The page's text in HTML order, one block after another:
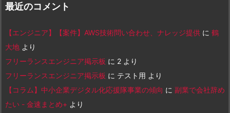
最近のコメント
【エンジニア】【案件】AWS技術問い合わせ、ナレッジ提供 に 鶴
大地 より
フリーランスエンジニア掲示板 に 2 より
フリーランスエンジニア掲示板 に テスト用 より
【コラム】中小企業デジタル化応援隊事業の傾向 に 副業で会社辞め
たい - 金速まとめ+ より